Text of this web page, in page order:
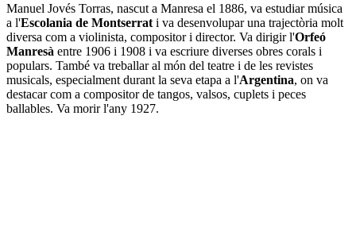
Manuel Jovés Torras, nascut a Manresa el 1886, va estudiar música
a l'Escolania de Montserrat i va desenvolupar una trajectòria molt
diversa com a violinista, compositor i director. Va dirigir l'Orfeó
Manresà entre 1906 i 1908 i va escriure diverses obres corals i
populars. També va treballar al món del teatre i de les revistes
musicals, especialment durant la seva etapa a l'Argentina, on va
destacar com a compositor de tangos, valsos, cuplets i peces
ballables. Va morir l'any 1927.